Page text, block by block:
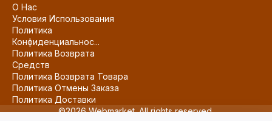
О Нас
Условия Использования
Политика
Конфиденциальнос...
Политика Возврата
Средств
Политика Возврата Товара
Политика Отмены Заказа
Политика Доставки
©2026 Webmarket. All rights reserved.